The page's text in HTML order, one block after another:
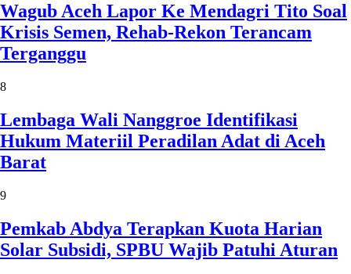
Wagub Aceh Lapor Ke Mendagri Tito Soal
Krisis Semen, Rehab-Rekon Terancam
Terganggu
8
Lembaga Wali Nanggroe Identifikasi
Hukum Materiil Peradilan Adat di Aceh
Barat
9
Pemkab Abdya Terapkan Kuota Harian
Solar Subsidi, SPBU Wajib Patuhi Aturan